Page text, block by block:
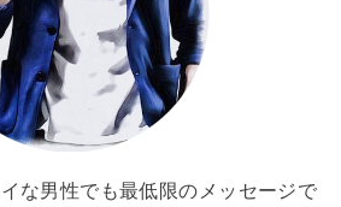
な男性でも最低限のメッセージで